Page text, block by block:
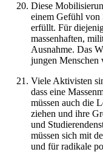
Diese
einem Gefühl von
erfüllt. Für
massenhaften,
Ausnahme. Das
jungen Menschen
Viele Aktivisten
dass eine
müssen auch die
ziehen und ihre
und
müssen sich mit
und für radikale